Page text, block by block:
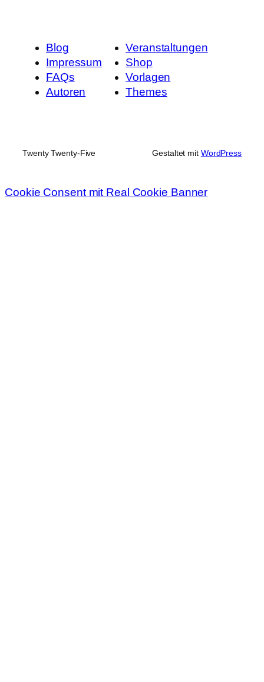
Blog
Impressum
FAQs
Autoren
Veranstaltungen
Shop
Vorlagen
Themes
Twenty Twenty-Five Gestaltet mit WordPress
Cookie Consent mit Real Cookie Banner